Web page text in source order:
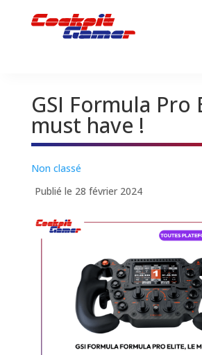
GSI Formula Pro
must have !
Non classé
Publié le 28 février 2024